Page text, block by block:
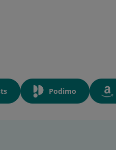
Podimo